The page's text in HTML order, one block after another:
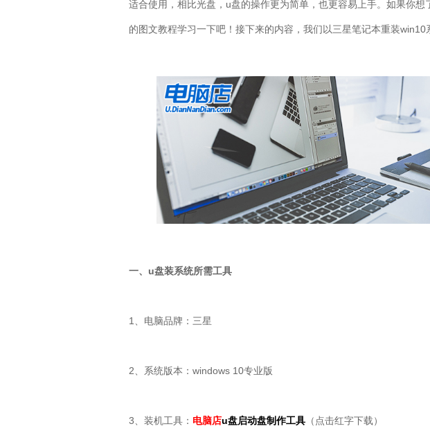
适合使用，相比光盘， u盘的操作更为简单，也更容易上手。如果你想
的图文教程学习一下吧！接下来的内容，我们以三星笔记本重装win10
一、 u盘装系统所需工具
1 、电脑品牌：三星
2 、系统版本： windows 10专业版
3 、装机工具： 电脑店u盘启动盘制作工具 （点击红字下载）